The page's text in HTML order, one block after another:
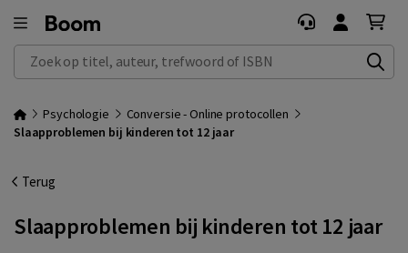
Zoek op titel, auteur, trefwoord of ISBN
Psychologie
Conversie - Online protocollen
Slaapproblemen bij kinderen tot 12 jaar
Terug
Slaapproblemen bij kinderen tot 12 jaar